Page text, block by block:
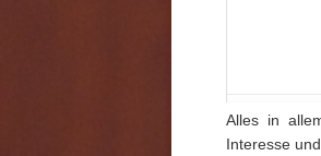
Alles in
Interesse